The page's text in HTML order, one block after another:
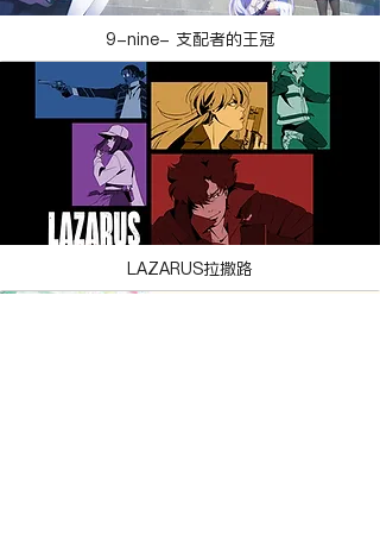
9-nine- 支配者的王冠
LAZARUS拉撒路